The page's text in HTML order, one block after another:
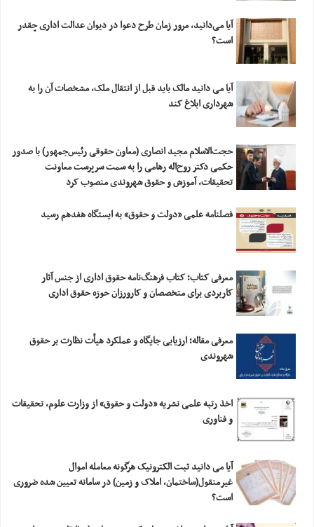
آیا می‌دانید، مرور زمان طرح دعوا در دیوان عدالت اداری چقدر
است؟
آیا می دانید مالک باید قبل از انتقال ملک، مشخصات آن را به
شهرداری ابلاغ کند
حجت‌الاسلام مجید انصاری (معاون حقوقی رئیس‌جمهور) با صدور
حکمی دکتر روح‌اله رهامی را به سمت سرپرست معاونت
تحقیقات، آموزش و حقوق شهروندی منصوب کرد
فصلنامه علمی «دولت و حقوق» به ایستگاه هفدهم رسید
معرفی کتاب؛ کتاب فرهنگ‌نامه حقوق اداری از جنس آثار
کاربردی برای متخصصان و کارورزان حوزه حقوق اداری
معرفی مقاله؛ ارزیابی‎ ‎جایگاه و عملکرد هیأت نظارت بر حقوق
شهروندی
اخذ رتبه علمی نشریه «دولت و حقوق» از وزارت علوم، تحقیقات
و فناوری
آیا می دانید ثبت الکترونیک هرگونه معامله اموال
غیرمنقول(ساختمان، املاک و زمین) در سامانه تعیین شده ضروری
است؟